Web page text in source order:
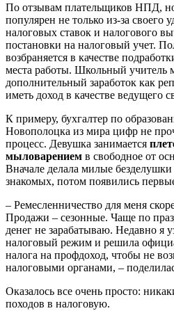
По отзывам плательщиков НПД,
популярен не только из-за своего
налоговых ставок и налогового
постановки на налоговый учет.
возбраняется в качестве
места работы. Школьный учитель
дополнительный заработок как
иметь доход в качестве ведущего
К примеру, бухгалтер по
Новополоцка из мира цифр не
процесс. Девушка занимается
мыловарением в свободное от
Вначале делала милые
знакомых, потом появились
– Ремесленничество для меня
Продажи – сезонные. Чаще по
денег не зарабатываю. Недавно я
налоговый режим и решила
налога на профдоход, чтобы не
налоговыми органами, –
Оказалось все очень просто:
походов в налоговую.